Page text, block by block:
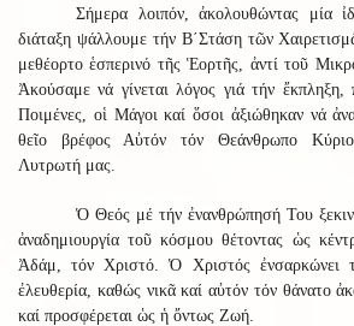
Σήμερα λοιπόν, ἀκολουθώντας μία
διάταξη ψάλλουμε τήν Β΄Στάση τῶν
μεθέορτο ἑσπερινό τῆς Ἑορτῆς, ἀντί τοῦ
Ἀκούσαμε νά γίνεται λόγος γιά τήν ἔκπληξη,
Ποιμένες, οἱ Μάγοι καί ὅσοι ἀξιώθηκαν νά
θεῖο βρέφος Αὐτόν τόν Θεάνθρωπο
Λυτρωτή μας.
Ὁ Θεός μέ τήν ἐνανθρώπησή Του
ἀναδημιουργία τοῦ κόσμου θέτοντας ὡς
Ἀδάμ, τόν Χριστό. Ὁ Χριστός ἐνσαρκώνει
ἐλευθερία, καθώς νικᾶ καί αὐτόν τόν θάνατο
καί προσφέρεται ὡς ἡ ὄντως Ζωή.